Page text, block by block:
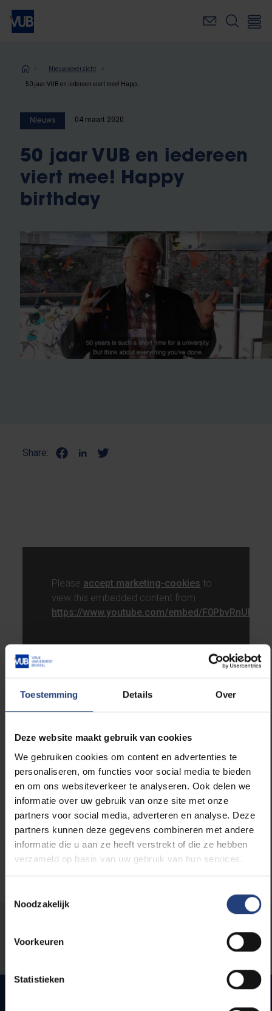
Toestemming Details Over
Deze website maakt gebruik van cookies
We gebruiken cookies om content en advertenties te
personaliseren, om functies voor social media te bieden
en om ons websiteverkeer te analyseren. Ook delen we
informatie over uw gebruik van onze site met onze
partners voor social media, adverteren en analyse. Deze
partners kunnen deze gegevens combineren met andere
informatie die u aan ze heeft verstrekt of die ze hebben
verzameld op basis van uw gebruik van hun services.
Noodzakelijk
Voorkeuren
Statistieken
Overslaan
naar
inhoudKruimelpad
Nieuwsoverzicht
Nieuws 04 maart 2020
50 jaar VUB en iedereen
viert mee! Happy
birthday
Share:
Please accept marketing-cookies to
view this embedded content from
https://www.youtube.com/embed/F0PbvRnUlsI
Fysica Nobelprijswinnaar Brian Schmidt is een van
die feestvierders: “50 jaar is uiteraard kort, maar denk
de voorbije 50 jaar hebben verwezenlijkt en de
Brian Schmidt won in 2011 de Nobelprijs Fysica voor
de versnellende expansie van het
heelal door observaties van verre supernovae.